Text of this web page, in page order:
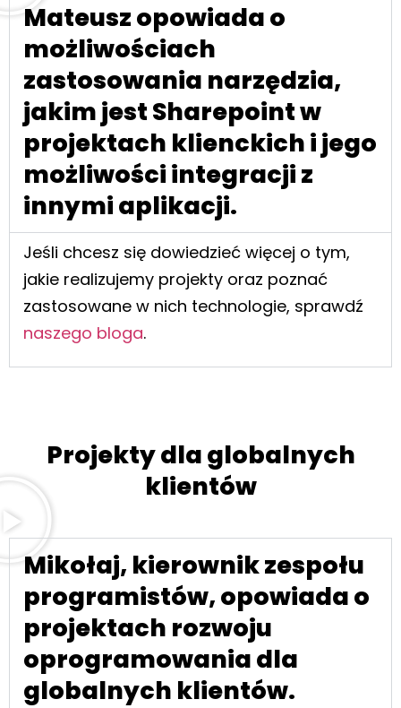
Mateusz opowiada o
możliwościach
zastosowania narzędzia,
jakim jest Sharepoint w
projektach klienckich i jego
możliwości integracji z
innymi aplikacji.
Jeśli chcesz się dowiedzieć więcej o tym,
jakie realizujemy projekty oraz poznać
zastosowane w nich technologie, sprawdź
naszego bloga.
Projekty dla globalnych
klientów
Mikołaj, kierownik zespołu
programistów, opowiada o
projektach rozwoju
oprogramowania dla
globalnych klientów.